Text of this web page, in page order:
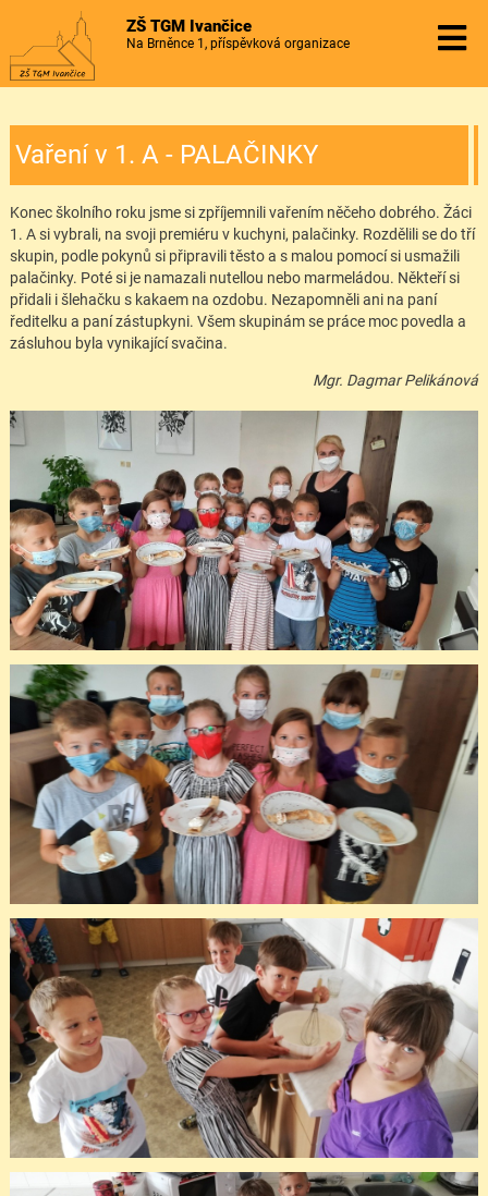
ZŠ TGM Ivančice
Na Brněnce 1, příspěvková organizace
Vaření v 1. A - PALAČINKY
Konec školního roku jsme si zpříjemnili vařením něčeho dobrého. Žáci
1. A si vybrali, na svoji premiéru v kuchyni, palačinky. Rozdělili se do tří
skupin, podle pokynů si připravili těsto a s malou pomocí si usmažili
palačinky. Poté si je namazali nutellou nebo marmeládou. Někteří si
přidali i šlehačku s kakaem na ozdobu. Nezapomněli ani na paní
ředitelku a paní zástupkyni. Všem skupinám se práce moc povedla a
zásluhou byla vynikající svačina.
Mgr. Dagmar Pelikánová